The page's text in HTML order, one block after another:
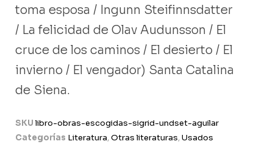
toma esposa / Ingunn Steifinnsdatter
/ La felicidad de Olav Audunsson / El
cruce de los caminos / El desierto / El
invierno / El vengador) Santa Catalina
de Siena.
SKUlibro-obras-escogidas-sigrid-undset-aguilar
Categorías Literatura,Otras literaturas,Usados